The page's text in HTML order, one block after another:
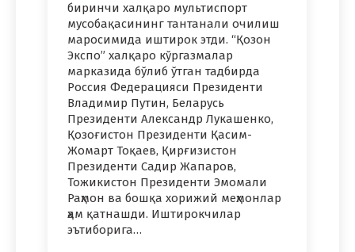
биринчи халқаро мультиспорт
мусобақасининг тантанали очилиш
маросимида иштирок этди. “Қозон
Экспо” халқаро кўргазмалар
марказида бўлиб ўтган тадбирда
Россия Федерацияси Президенти
Владимир Путин, Беларусь
Президенти Александр Лукашенко,
Қозоғистон Президенти Қасим-
Жомарт Тоқаев, Қирғизистон
Президенти Садир Жапаров,
Тожикистон Президенти Эмомали
Раҳмон ва бошқа хорижий меҳмонлар
ҳам қатнашди. Иштирокчилар
эътиборига…